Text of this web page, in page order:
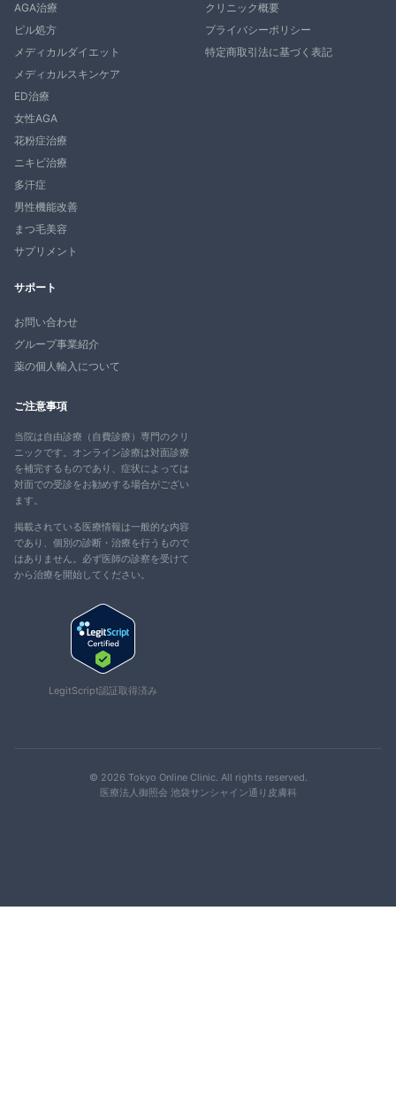
AGA治療
ピル処方
メディカルダイエット
メディカルスキンケア
ED治療
女性AGA
花粉症治療
ニキビ治療
多汗症
男性機能改善
まつ毛美容
サプリメント
クリニック概要
プライバシーポリシー
特定商取引法に基づく表記
サポート
お問い合わせ
グループ事業紹介
薬の個人輸入について
ご注意事項
当院は自由診療（自費診療）専門のクリ
ニックです。オンライン診療は対面診療
を補完するものであり、症状によっては
対面での受診をお勧めする場合がござい
ます。
掲載されている医療情報は一般的な内容
であり、個別の診断・治療を行うもので
はありません。必ず医師の診察を受けて
から治療を開始してください。
LegitScript認証取得済み
© 2026 Tokyo Online Clinic. All rights reserved.
医療法人御照会 池袋サンシャイン通り皮膚科